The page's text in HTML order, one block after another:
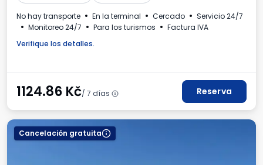
No hay transporte En la terminal Cercado
Servicio 24/7
Monitoreo 24/7
Para los turismos
Factura IVA
Verifique los detalles.
1124.86 Kč/ 7 días Reserva
Cancelación gratuita